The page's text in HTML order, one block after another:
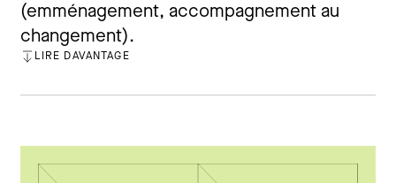
(emménagement, accompagnement au
changement).
LIRE DAVANTAGE